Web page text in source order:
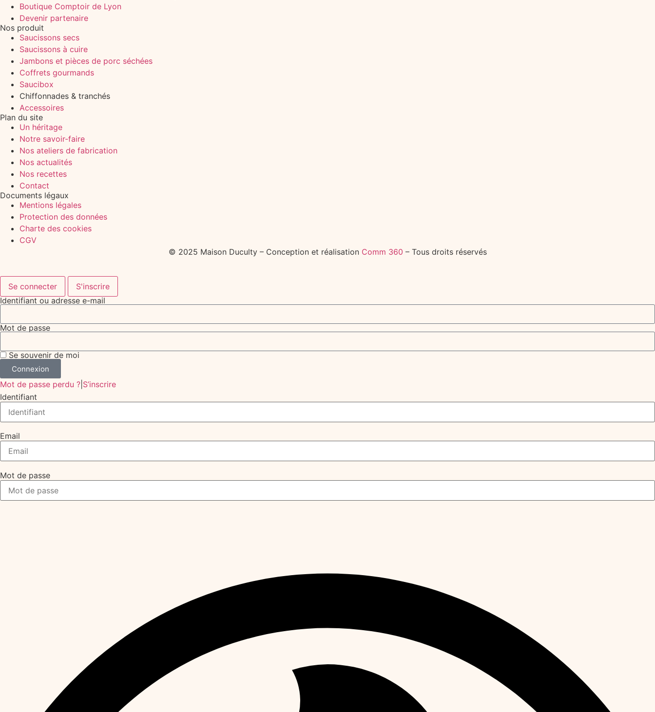
Boutique Comptoir de Lyon
Devenir partenaire
Nos produit
Saucissons secs
Saucissons à cuire
Jambons et pièces de porc séchées
Coffrets gourmands
Saucibox
Chiffonnades & tranchés
Accessoires
Plan du site
Un héritage
Notre savoir-faire
Nos ateliers de fabrication
Nos actualités
Nos recettes
Contact
Documents légaux
Mentions légales
Protection des données
Charte des cookies
CGV
© 2025 Maison Duculty – Conception et réalisation Comm 360 – Tous droits réservés
Se connecter
S'inscrire
Identifiant ou adresse e-mail
Mot de passe
Se souvenir de moi
Connexion
Mot de passe perdu ? S’inscrire
Identifiant
Email
Mot de passe